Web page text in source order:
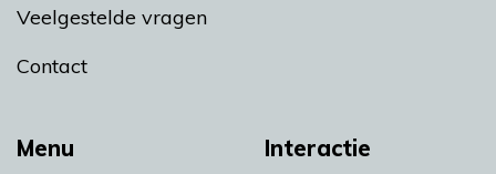
Menu Interactie
Veelgestelde vragen
Contact